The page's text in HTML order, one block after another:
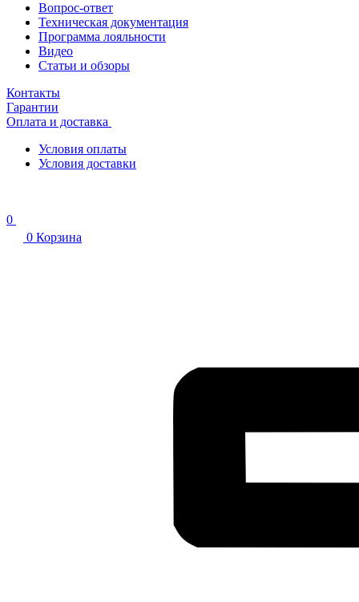
Вопрос-ответ
Техническая документация
Программа лояльности
Видео
Статьи и обзоры
Контакты
Гарантии
Оплата и доставка
Условия оплаты
Условия доставки
0
0 Корзина